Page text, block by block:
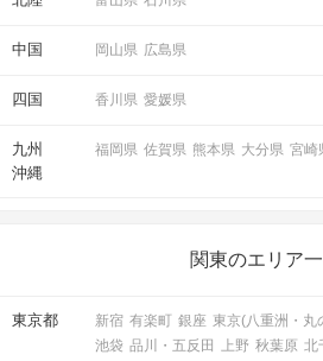
中国 岡山県 広島県
四国 香川県 愛媛県
九州
沖縄
福岡県 佐賀県 熊本県 大分県 宮崎
関東のエリア
東京都 新宿 有楽町 銀座 東京(八重洲・丸
池袋 品川・五反田 上野 秋葉原 北